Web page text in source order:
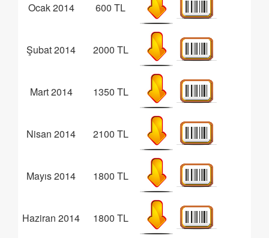
Ocak 2014
600 TL
Şubat 2014 2000 TL
Mart 2014 1350 TL
Nisan 2014 2100 TL
Mayıs 2014 1800 TL
Haziran 2014 1800 TL